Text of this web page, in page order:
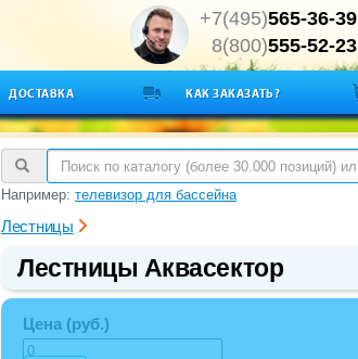
+7(495)565-36-39
8(800)555-52-23
ДОСТАВКА КАК ЗАКАЗАТЬ?
Например: телевизор для бассейна
Лестницы
Лестницы Аквасектор
Цена (руб.)